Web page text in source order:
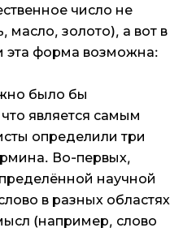
число не
масло, золото), а вот в
эта форма возможна:
было бы
является самым
определили три
Во-первых,
научной
в разных областях
(например, слово